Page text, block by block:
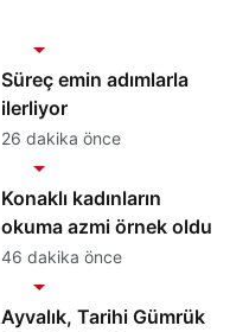
Süreç emin adımlarla
ilerliyor
26 dakika önce
Konaklı kadınların
okuma azmi örnek oldu
46 dakika önce
Ayvalık, Tarihi Gümrük